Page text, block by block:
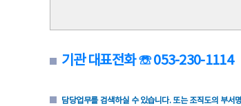
기관 대표전화 ☏ 053-230-1114
담당업무를 검색하실 수 있습니다. 또는 조직도의 부서